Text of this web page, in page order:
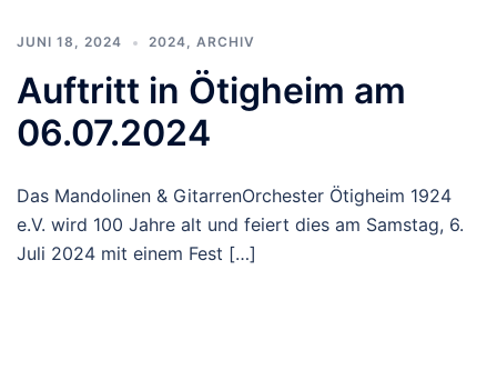
JUNI 18, 2024 2024, ARCHIV
Auftritt in Ötigheim am
06.07.2024
Das Mandolinen & GitarrenOrchester Ötigheim 1924
e.V. wird 100 Jahre alt und feiert dies am Samstag, 6.
Juli 2024 mit einem Fest […]